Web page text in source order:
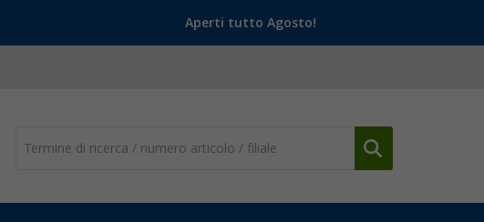
Aperti tutto Agosto!